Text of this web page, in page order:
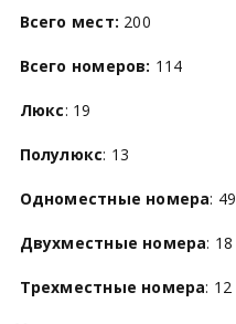
Всего мест: 200
Всего номеров: 114
Люкс: 19
Полулюкс: 13
Одноместные номера: 49
Двухместные номера: 18
Трехместные номера: 12